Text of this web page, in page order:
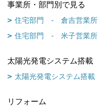
事業所・部門別で見る
住宅部門 - 倉吉営業所
住宅部門 - 米子営業所
太陽光発電システム搭載
太陽光発電システム搭載
リフォーム